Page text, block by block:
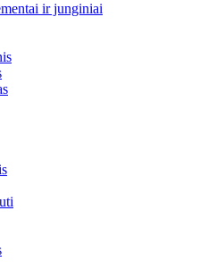
ir junginiai